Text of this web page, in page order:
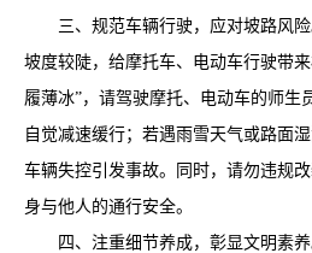
三、规范车辆行驶，应对坡路风
坡度较陡，给摩托车、电动车行驶带
履薄冰”，请驾驶摩托、电动车的师生
自觉减速缓行；若遇雨雪天气或路面
车辆失控引发事故。同时，请勿违规
身与他人的通行安全。
四、注重细节养成，彰显文明素